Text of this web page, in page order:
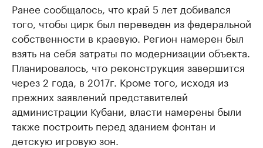
Ранее сообщалось, что край 5 лет добивался
того, чтобы цирк был переведен из федеральной
собственности в краевую. Регион намерен был
взять на себя затраты по модернизации объекта.
Планировалось, что реконструкция завершится
через 2 года, в 2017г. Кроме того, исходя из
прежних заявлений представителей
администрации Кубани, власти намерены были
также построить перед зданием фонтан и
детскую игровую зон.